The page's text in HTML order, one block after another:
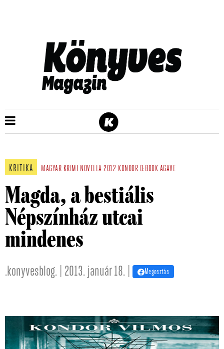
KRITIKA MAGYAR KRIMI NOVELLA 2012 KONDOR D:BOOK AGAVE
Magda, a bestiális
Népszínház utcai
mindenes
.konyvesblog. | 2013. január 18. | Megosztás